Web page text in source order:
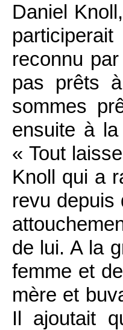
Daniel
reconnu
pas prêts
sommes
ensuite à
« Tout
Knoll qui a
revu depuis
de lui. A la
femme et
mère et
Il ajoutait